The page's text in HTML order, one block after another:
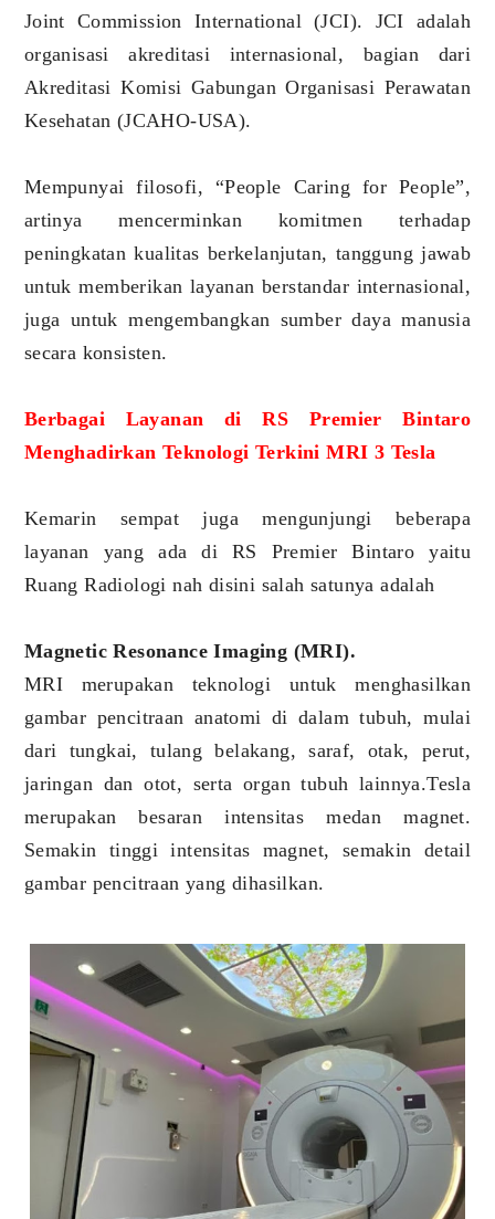
Joint Commission International (JCI). JCI adalah
organisasi akreditasi internasional, bagian dari
Akreditasi Komisi Gabungan Organisasi Perawatan
Kesehatan (JCAHO-USA).
Mempunyai filosofi, “People Caring for People”,
artinya mencerminkan komitmen terhadap
peningkatan kualitas berkelanjutan, tanggung jawab
untuk memberikan layanan berstandar internasional,
juga untuk mengembangkan sumber daya manusia
secara konsisten.
Berbagai Layanan di RS Premier Bintaro
Menghadirkan Teknologi Terkini MRI 3 Tesla
Kemarin sempat juga mengunjungi beberapa
layanan yang ada di RS Premier Bintaro yaitu
Ruang Radiologi nah disini salah satunya adalah
Magnetic Resonance Imaging (MRI).
MRI merupakan teknologi untuk menghasilkan
gambar pencitraan anatomi di dalam tubuh, mulai
dari tungkai, tulang belakang, saraf, otak, perut,
jaringan dan otot, serta organ tubuh lainnya.Tesla
merupakan besaran intensitas medan magnet.
Semakin tinggi intensitas magnet, semakin detail
gambar pencitraan yang dihasilkan.